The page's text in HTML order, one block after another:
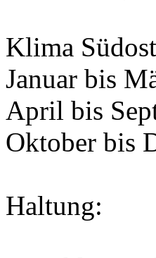
Klima
Januar bis
April bis
Oktober bis
Haltung: